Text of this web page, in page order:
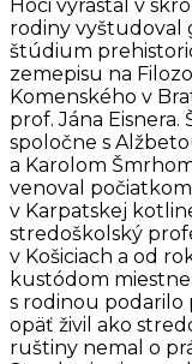
Hoci vyrastal v
rodiny vyštudoval
štúdium
zemepisu na
Komenského v
prof. Jána
spoločne s
a Karolom
venoval
v Karpatskej
stredoškolský
v Košiciach a od
kustódom
s rodinou podarilo
opäť živil ako
ruštiny nemal o